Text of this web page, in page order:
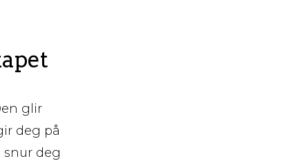
glir
deg på
snur deg